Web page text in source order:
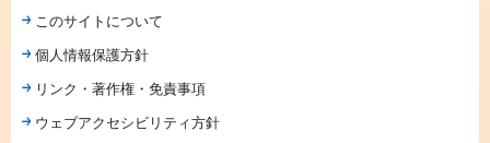
このサイトについて
個人情報保護方針
リンク・著作権・免責事項
ウェブアクセシビリティ方針